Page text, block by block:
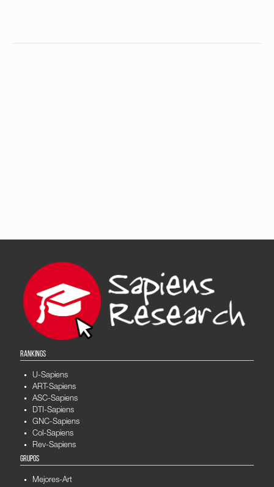
RANKINGS
U-Sapiens
ART-Sapiens
ASC-Sapiens
DTI-Sapiens
GNC-Sapiens
Col-Sapiens
Rev-Sapiens
GRUPOS
Mejores-Art